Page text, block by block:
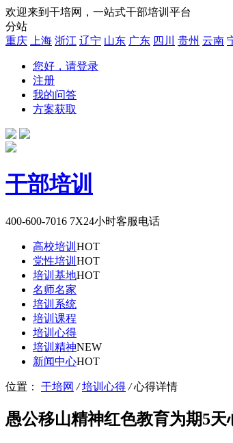
欢迎来到干培网，一站式干部培训平台
分站
重庆
上海 浙江 辽宁 山东 广东 四川 贵州 云南
您好，请登录
注册
我的问答
方案获取
干部培训
400-600-7016 7X24小时客服电话
高校培训 HOT
党性培训 HOT
培训基地HOT
名师名家
培训系统
培训课程
培训心得
培训精神NEW
新闻中心HOT
位置： 干培网 / 培训心得 / 心得详情
愚公移山精神红色教育为期5天